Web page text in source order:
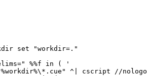
set "workdir=."
%%f in ( '